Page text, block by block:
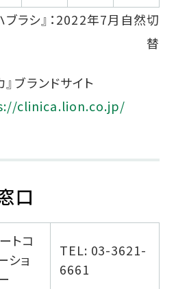
ブラシ』：2022年7月自然切
替
』ブランドサイト
clinica.lion.co.jp/
口
トコ
ショ
TEL: 03-3621-
6661